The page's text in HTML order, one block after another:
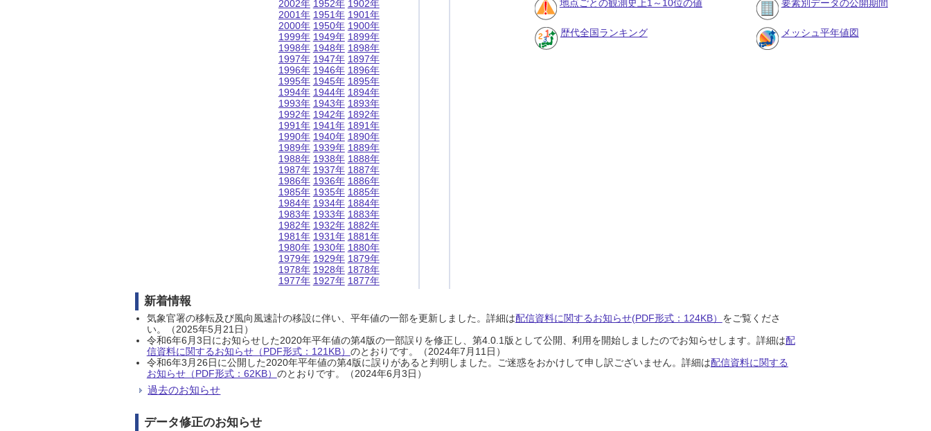
2002年
2001年
2000年
1999年
1998年
1997年
1996年
1995年
1994年
1993年
1992年
1991年
1990年
1989年
1988年
1987年
1986年
1985年
1984年
1983年
1982年
1981年
1980年
1979年
1978年
1977年
1952年
1951年
1950年
1949年
1948年
1947年
1946年
1945年
1944年
1943年
1942年
1941年
1940年
1939年
1938年
1937年
1936年
1935年
1934年
1933年
1932年
1931年
1930年
1929年
1928年
1927年
1902年
1901年
1900年
1899年
1898年
1897年
1896年
1895年
1894年
1893年
1892年
1891年
1890年
1889年
1888年
1887年
1886年
1885年
1884年
1883年
1882年
1881年
1880年
1879年
1878年
1877年
地点ごとの観測史上1～10位の値 要素別データの公開期間
歴代全国ランキング メッシュ平年値図
新着情報
気象官署の移転及び風向風速計の移設に伴い、平年値の一部を更新しました。詳細は配信資料に関するお知らせ(PDF形式：124KB） をご覧くださ
い。（2025年5月21日）
令和6年6月3日にお知らせした2020年平年値の第4版の一部誤りを修正し、第4.0.1版として公開、利用を開始しましたのでお知らせします。詳細は配
信資料に関するお知らせ（PDF形式：121KB） のとおりです。（2024年7月11日）
令和6年3月26日に公開した2020年平年値の第4版に誤りがあると判明しました。ご迷惑をおかけして申し訳ございません。詳細は配信資料に関する
お知らせ（PDF形式：62KB） のとおりです。（2024年6月3日）
過去のお知らせ
データ修正のお知らせ